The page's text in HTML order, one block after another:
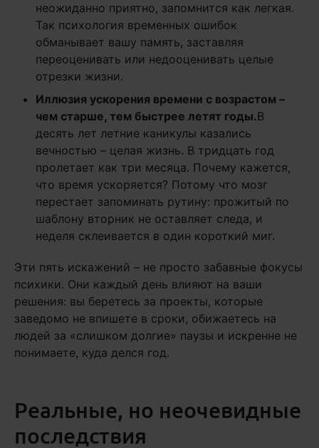
неожиданно приятно, запомнится как легкая.
Так психология временных ошибок
обманывает вашу память, заставляя
переоценивать или недооценивать целые
отрезки жизни.
Иллюзия ускорения времени с возрастом –
чем старше, тем быстрее летят годы.В
десять лет летние каникулы казались
вечностью – целая жизнь. В тридцать год
пролетает как три месяца. Почему кажется,
что время ускоряется? Потому что мозг
перестает запоминать рутину: прожитый по
шаблону вторник не оставляет следа, и
неделя склеивается в один короткий миг.
Эти пять искажений – не просто забавные фокусы
психики. Они каждый день влияют на ваши
решения: вы беретесь за проекты, которые
заведомо не впишете в сроки, обижаетесь на
людей за «слишком долгие» паузы и искренне не
понимаете, куда делся год.
Реальные, но неочевидные
последствия